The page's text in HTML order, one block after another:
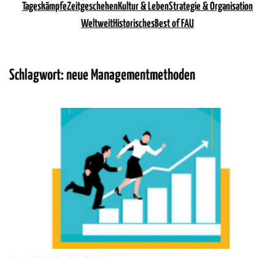
TageskämpfeZeitgeschehenKultur & LebenStrategie & Organisation
WeltweitHistorischesBest of FAU
Schlagwort:neue Managementmethoden